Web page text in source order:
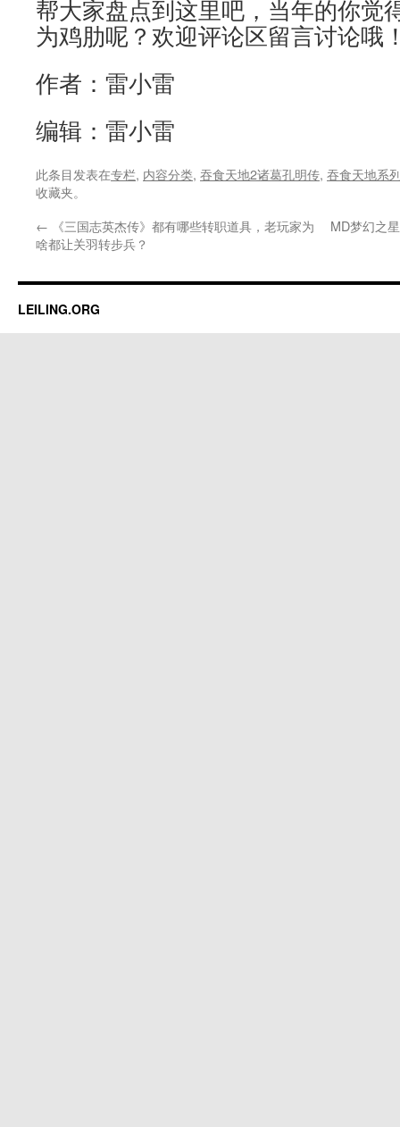
帮大家盘点到这里吧，当年的你觉
为鸡肋呢？欢迎评论区留言讨论哦
作者：雷小雷
编辑：雷小雷
此条目发表在专栏, 内容分类, 吞食天地2诸葛孔明传, 吞食天地系
收藏夹。
← 《三国志英杰传》都有哪些转职道具，老玩家为
啥都让关羽转步兵？
MD梦幻之
LEILING.ORG